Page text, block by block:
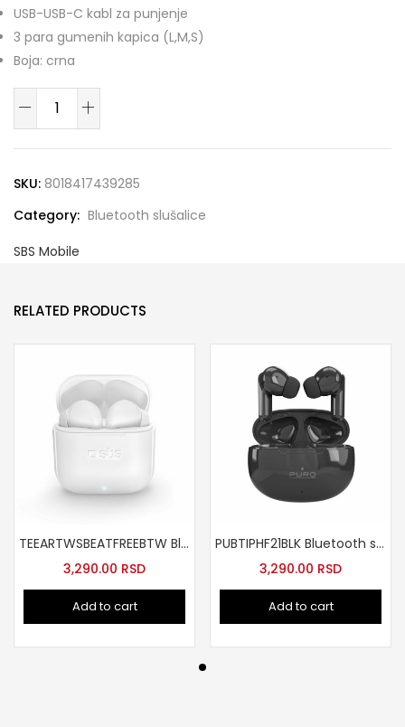
USB-USB-C kabl za punjenje
3 para gumenih kapica (L,M,S)
Boja: crna
TEEARTWSBEATFREEBTK
slusalice
quantity
SKU: 8018417439285
Category: Bluetooth slušalice
SBS Mobile
RELATED PRODUCTS
TEEARTWSBEATFREEBTW Bluetooth slusalice bele
3,290.00 RSD
Add to cart
PUBTIPHF21BLK Bluetooth slusalice Play Pro crne
3,290.00 RSD
Add to cart